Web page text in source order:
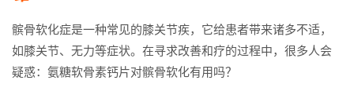
髌骨软化症是一种常见的膝关节疾，它给患者带来诸多不适，
如膝关节、无力等症状。在寻求改善和疗的过程中，很多人会
疑惑：氨糖软骨素钙片对髌骨软化有用吗？